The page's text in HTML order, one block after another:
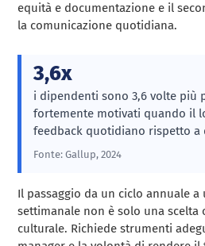
equità e documentazione e il
la comunicazione quotidiana.
3,6x
i dipendenti sono 3,6 volte più
fortemente motivati quando il
feedback quotidiano rispetto a
Fonte: Gallup, 2024
Il passaggio da un ciclo annuale
settimanale non è solo una scelta
culturale. Richiede strumenti